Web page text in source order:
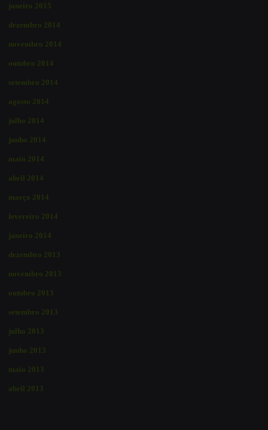
janeiro 2015
dezembro 2014
novembro 2014
outubro 2014
setembro 2014
agosto 2014
julho 2014
junho 2014
maio 2014
abril 2014
março 2014
fevereiro 2014
janeiro 2014
dezembro 2013
novembro 2013
outubro 2013
setembro 2013
julho 2013
junho 2013
maio 2013
abril 2013